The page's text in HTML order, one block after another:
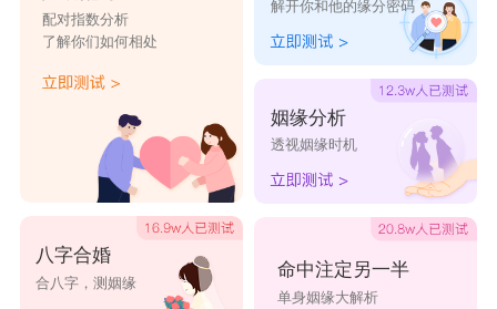
配对指数分析
了解你们如何相处
八字合婚
合八字，测姻缘
解开你和他的缘分密码
姻缘分析
透视姻缘时机
命中注定另一半
单身姻缘大解析